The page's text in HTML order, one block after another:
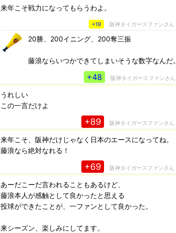
来年こそ戦力になってもらうわよ。
+19 阪神タイガースファンさん
20勝、200イニング、200奪三振
藤浪ならいつかできてしまいそうな数字なんだ。
+48 阪神タイガースファンさん
うれしい
この一言だけよ
+89 阪神タイガースファンさん
来年こそ、阪神だけじゃなく日本のエースになってね。
藤浪なら絶対なれる！
+69 阪神タイガースファンさん
あーだこーだ言われることもあるけど、
藤浪本人が感触として良かったと思える
投球ができたことが、一ファンとして良かった。
来シーズン、楽しみにしてます。